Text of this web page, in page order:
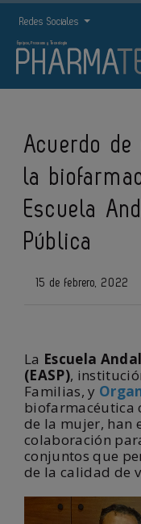
Redes Sociales
Acuerdo
la
Escuela
Pública
15 de febrero, 2022
La Escuela
(EASP),
Familias, y
biofarmacéutica
de la mujer, han
colaboración
conjuntos que
de la calidad de